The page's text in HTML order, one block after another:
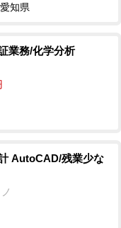
知県
業務/化学分析
AutoCAD/残業少な